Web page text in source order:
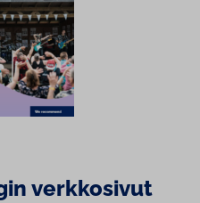
verkkosivut